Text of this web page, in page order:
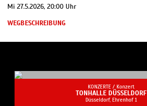
Mi 27.5.2026, 20:00 Uhr
WEGBESCHREIBUNG
KONZERTE / Konzert
TONHALLE DÜSSELDORF
Düsseldorf, Ehrenhof 1